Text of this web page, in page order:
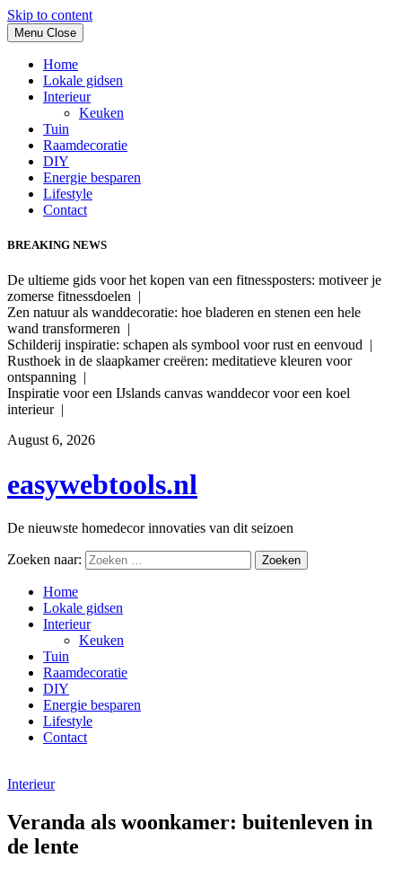
Skip to content
Menu Close
Home
Lokale gidsen
Interieur
Keuken
Tuin
Raamdecoratie
DIY
Energie besparen
Lifestyle
Contact
BREAKING NEWS
De ultieme gids voor het kopen van een fitnessposters: motiveer je
zomerse fitnessdoelen |
Zen natuur als wanddecoratie: hoe bladeren en stenen een hele
wand transformeren |
Schilderij inspiratie: schapen als symbool voor rust en eenvoud |
Rusthoek in de slaapkamer creëren: meditatieve kleuren voor
ontspanning |
Inspiratie voor een IJslands canvas wanddecor voor een koel
interieur |
August 6, 2026
easywebtools.nl
De nieuwste homedecor innovaties van dit seizoen
Zoeken naar:
Home
Lokale gidsen
Interieur
Keuken
Tuin
Raamdecoratie
DIY
Energie besparen
Lifestyle
Contact
Interieur
Veranda als woonkamer: buitenleven in
de lente